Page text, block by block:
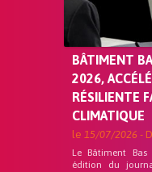
BÂTIMENT
2026,
RÉSILIENTE
CLIMATIQUE
le 15/07/2026 -
Le Bâtiment
édition du